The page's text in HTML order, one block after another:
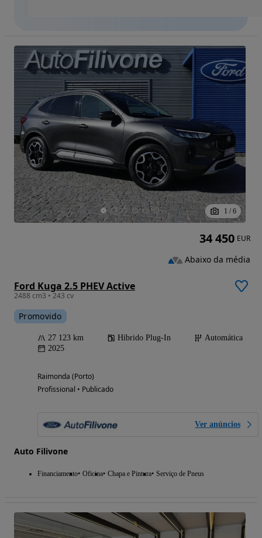
1 / 6
Ford Kuga 2.5 PHEV Active
2488 cm3 • 243 cv
Promovido
27 123 km Híbrido Plug-In
Automática
2025
Raimonda (Porto)
Profissional • Publicado
Ver anúncios
Auto Filivone
Financiamento Oficina Chapa e Pintura Serviço de Pneus
34 450 EUR
Abaixo da média